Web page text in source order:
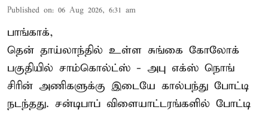
Published on: 06 Aug 2026, 6:31 am
பாங்காக்,
தென் தாய்லாந்தில் உள்ள சுங்கை கோலோக்
பகுதியில் சாம்கொல்ட்ஸ் - அபு எக்ஸ் நொங்
சிரின் அணிகளுக்கு இடையே கால்பந்து போட்டி
நடந்தது. சன்டிபாப் விளையாட்டரங்களில் போட்டி